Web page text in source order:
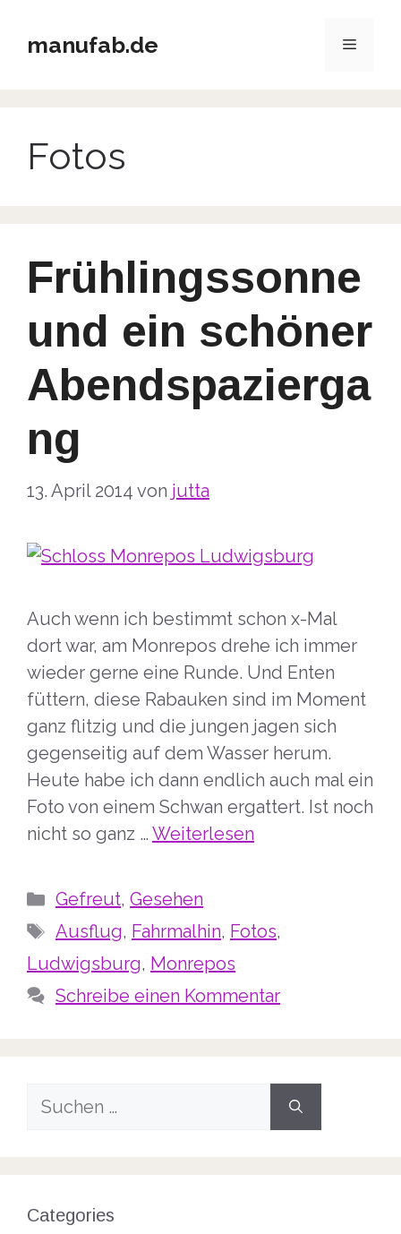
Inhaltmanufab.de Menü
Fotos
Frühlingssonne
und ein schöner
Abendspazierga
ng
13. April 2014 von jutta
Auch wenn ich bestimmt schon x-Mal
dort war, am Monrepos drehe ich immer
wieder gerne eine Runde. Und Enten
füttern, diese Rabauken sind im Moment
ganz flitzig und die jungen jagen sich
gegenseitig auf dem Wasser herum.
Heute habe ich dann endlich auch mal ein
Foto von einem Schwan ergattert. Ist noch
nicht so ganz … Weiterlesen
Kategorien
Gefreut, Gesehen
Schlagwörter
Ausflug, Fahrmalhin, Fotos,
Ludwigsburg, Monrepos
Schreibe einen Kommentar
Suche
Categories